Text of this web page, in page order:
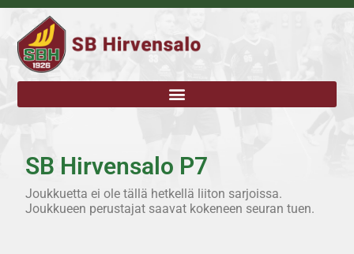
SB Hirvensalo P7
Joukkuetta ei ole tällä hetkellä liiton sarjoissa.
Joukkueen perustajat saavat kokeneen seuran tuen.